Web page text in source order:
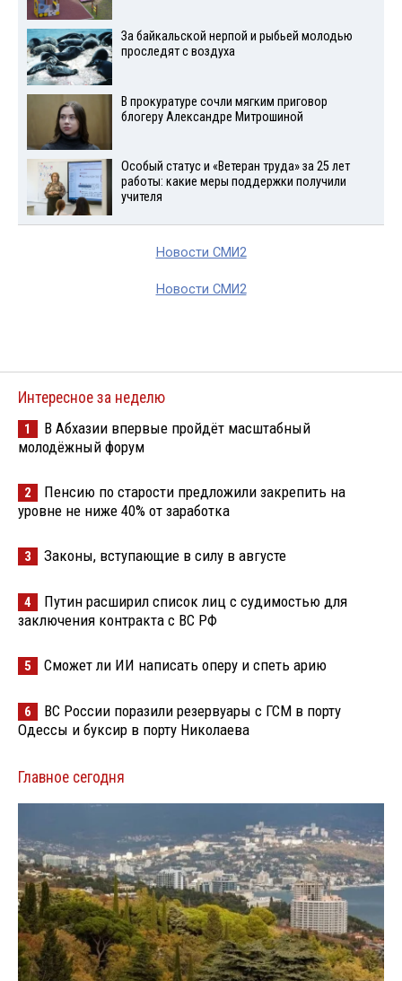
За байкальской нерпой и рыбьей молодью
проследят с воздуха
В прокуратуре сочли мягким приговор
блогеру Александре Митрошиной
Особый статус и «Ветеран труда» за 25 лет
работы: какие меры поддержки получили
учителя
Новости СМИ2
Новости СМИ2
Интересное за неделю
1
В Абхазии впервые пройдёт масштабный
молодёжный форум
2
Пенсию по старости предложили закрепить на
уровне не ниже 40% от заработка
3 Законы, вступающие в силу в августе
4
Путин расширил список лиц с судимостью для
заключения контракта с ВС РФ
5 Сможет ли ИИ написать оперу и спеть арию
6
ВС России поразили резервуары с ГСМ в порту
Одессы и буксир в порту Николаева
Главное сегодня